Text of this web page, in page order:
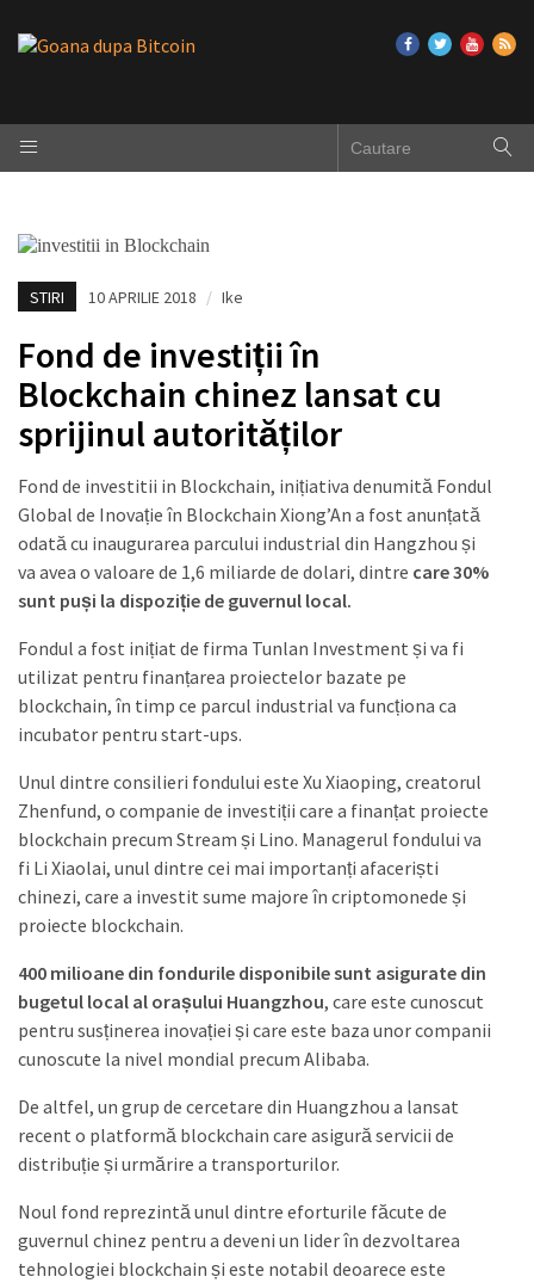
STIRI 10 APRILIE 2018 / Ike
Fond de investiții în
Blockchain chinez lansat cu
sprijinul autorităților
Fond de investitii in Blockchain, inițiativa denumită Fondul
Global de Inovație în Blockchain Xiong’An a fost anunțată
odată cu inaugurarea parcului industrial din Hangzhou și
va avea o valoare de 1,6 miliarde de dolari, dintre care 30%
sunt puși la dispoziție de guvernul local.
Fondul a fost inițiat de firma Tunlan Investment și va fi
utilizat pentru finanțarea proiectelor bazate pe
blockchain, în timp ce parcul industrial va funcționa ca
incubator pentru start-ups.
Unul dintre consilieri fondului este Xu Xiaoping, creatorul
Zhenfund, o companie de investiții care a finanțat proiecte
blockchain precum Stream și Lino. Managerul fondului va
fi Li Xiaolai, unul dintre cei mai importanți afaceriști
chinezi, care a investit sume majore în criptomonede și
proiecte blockchain.
400 milioane din fondurile disponibile sunt asigurate din
bugetul local al orașului Huangzhou, care este cunoscut
pentru susținerea inovației și care este baza unor companii
cunoscute la nivel mondial precum Alibaba.
De altfel, un grup de cercetare din Huangzhou a lansat
recent o platformă blockchain care asigură servicii de
distribuție și urmărire a transporturilor.
Noul fond reprezintă unul dintre eforturile făcute de
guvernul chinez pentru a deveni un lider în dezvoltarea
tehnologiei blockchain și este notabil deoarece este